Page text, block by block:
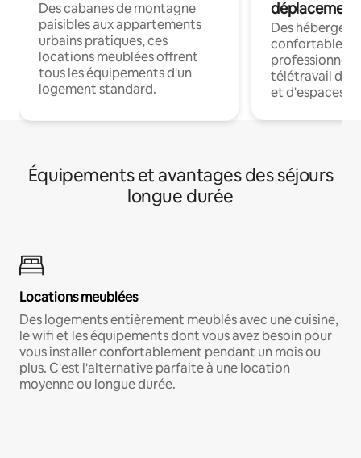
Des cabanes de montagne
paisibles aux appartements
urbains pratiques, ces
locations meublées offrent
tous les équipements d'un
logement standard.
déplacement
Des
confortables
professionnels
télétravail
et d'espaces
Équipements et avantages des séjours
longue durée
Locations meublées
Des logements entièrement meublés avec une cuisine,
le wifi et les équipements dont vous avez besoin pour
vous installer confortablement pendant un mois ou
plus. C'est l'alternative parfaite à une location
moyenne ou longue durée.